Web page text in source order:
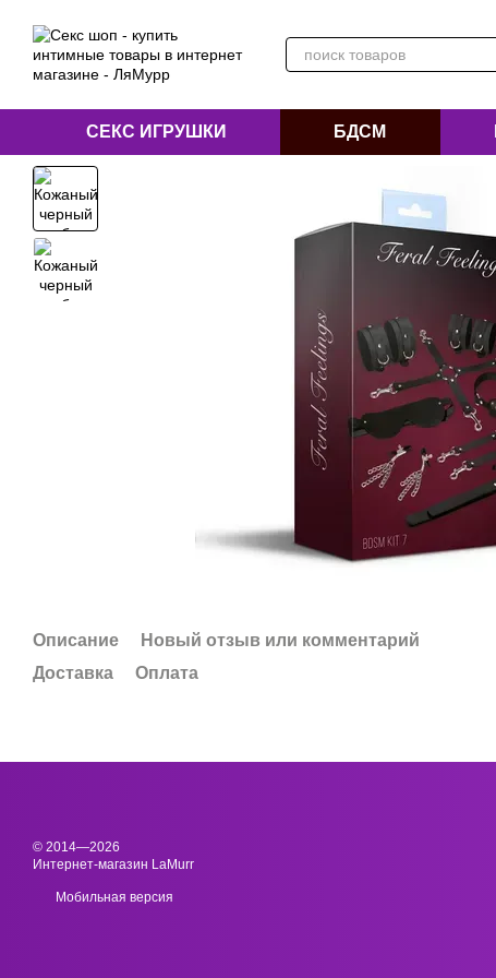
СЕКС ИГРУШКИ БДСМ
Описание
Новый отзыв или комментарий
Доставка
Оплата
© 2014—2026
Интернет-магазин LaMurr
Мобильная версия